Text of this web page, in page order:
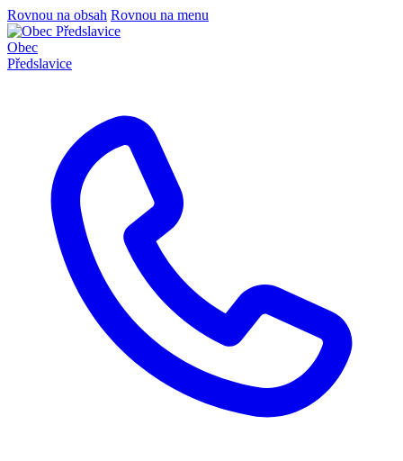
Rovnou na obsah Rovnou na menu
Obec
Předslavice